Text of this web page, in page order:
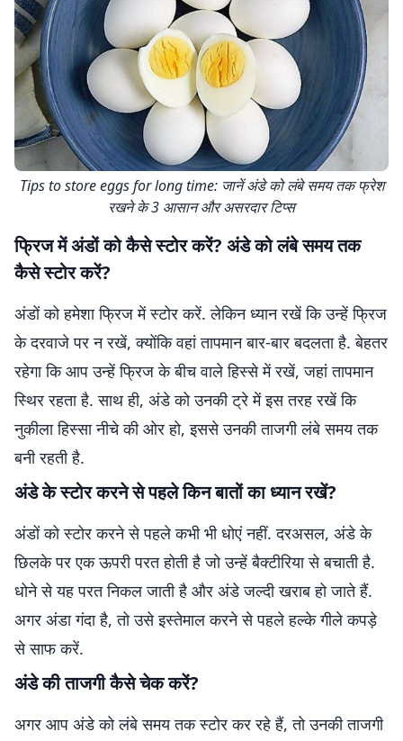
Tips to store eggs for long time: जानें अंडे को लंबे समय तक फ्रेश
रखने के 3 आसान और असरदार टिप्स
फ्रिज में अंडों को कैसे स्टोर करें? अंडे को लंबे समय तक
कैसे स्टोर करें?
अंडों को हमेशा फ्रिज में स्टोर करें. लेकिन ध्यान रखें कि उन्हें फ्रिज
के दरवाजे पर न रखें, क्योंकि वहां तापमान बार-बार बदलता है. बेहतर
रहेगा कि आप उन्हें फ्रिज के बीच वाले हिस्से में रखें, जहां तापमान
स्थिर रहता है. साथ ही, अंडे को उनकी ट्रे में इस तरह रखें कि
नुकीला हिस्सा नीचे की ओर हो, इससे उनकी ताजगी लंबे समय तक
बनी रहती है.
अंडे के स्टोर करने से पहले किन बातों का ध्यान रखें?
अंडों को स्टोर करने से पहले कभी भी धोएं नहीं. दरअसल, अंडे के
छिलके पर एक ऊपरी परत होती है जो उन्हें बैक्टीरिया से बचाती है.
धोने से यह परत निकल जाती है और अंडे जल्दी खराब हो जाते हैं.
अगर अंडा गंदा है, तो उसे इस्तेमाल करने से पहले हल्के गीले कपड़े
से साफ करें.
अंडे की ताजगी कैसे चेक करें?
अगर आप अंडे को लंबे समय तक स्टोर कर रहे हैं, तो उनकी ताजगी